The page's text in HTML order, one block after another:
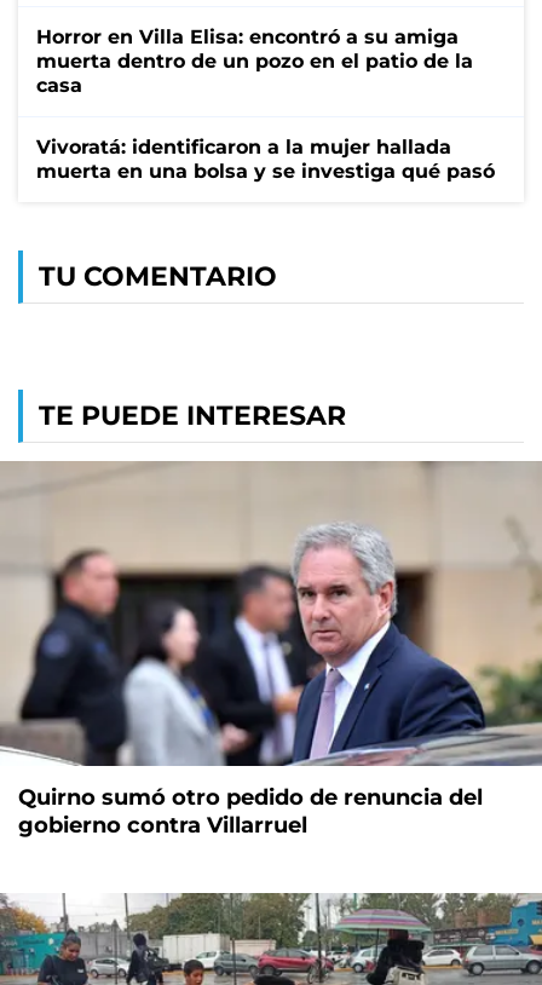
Horror en Villa Elisa: encontró a su amiga
muerta dentro de un pozo en el patio de la
casa
Vivoratá: identificaron a la mujer hallada
muerta en una bolsa y se investiga qué pasó
TU COMENTARIO
TE PUEDE INTERESAR
Quirno sumó otro pedido de renuncia del
gobierno contra Villarruel